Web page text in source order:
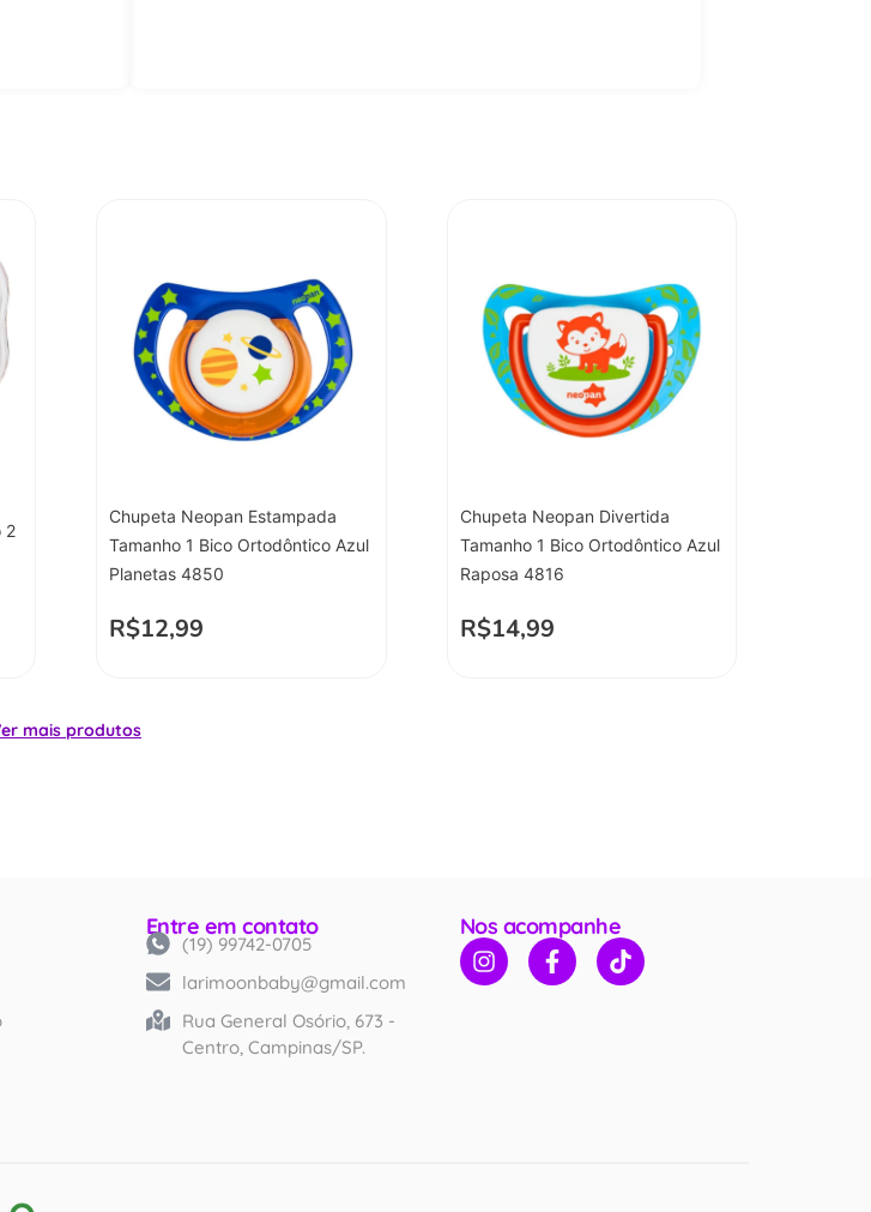
2
Chupeta Neopan Estampada
Tamanho 1 Bico Ortodôntico Azul
Planetas 4850
R$12,99
Chupeta Neopan Divertida
Tamanho 1 Bico Ortodôntico Azul
Raposa 4816
R$14,99
mais produtos
Entre em contato
(19) 99742-0705
larimoonbaby@gmail.com
Rua General Osório, 673 -
Centro, Campinas/SP.
Nos acompanhe